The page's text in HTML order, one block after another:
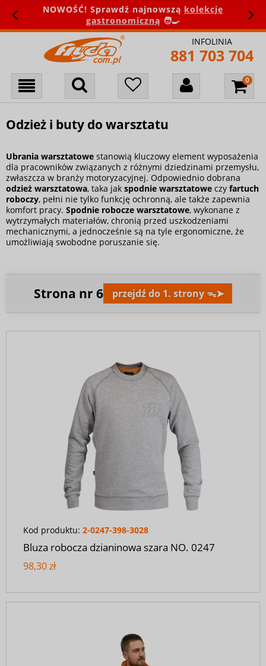
NOWOŚĆ! Sprawdź najnowszą kolekcję
gastronomiczną 🧑‍🍳
INFOLINIA
881 703 704
Odzież i buty do warsztatu
Ubrania warsztatowe stanowią kluczowy element wyposażenia
dla pracowników związanych z różnymi dziedzinami przemysłu,
zwłaszcza w branży motoryzacyjnej. Odpowiednio dobrana
odzież warsztatowa, taka jak spodnie warsztatowe czy fartuch
roboczy, pełni nie tylko funkcję ochronną, ale także zapewnia
komfort pracy. Spodnie robocze warsztatowe, wykonane z
wytrzymałych materiałów, chronią przed uszkodzeniami
mechanicznymi, a jednocześnie są na tyle ergonomiczne, że
umożliwiają swobodne poruszanie się.
Strona nr 6 przejdź do 1. strony ᯓ➤
Kod produktu: 2-0247-398-3028
Bluza robocza dzianinowa szara NO. 0247
98,30 zł